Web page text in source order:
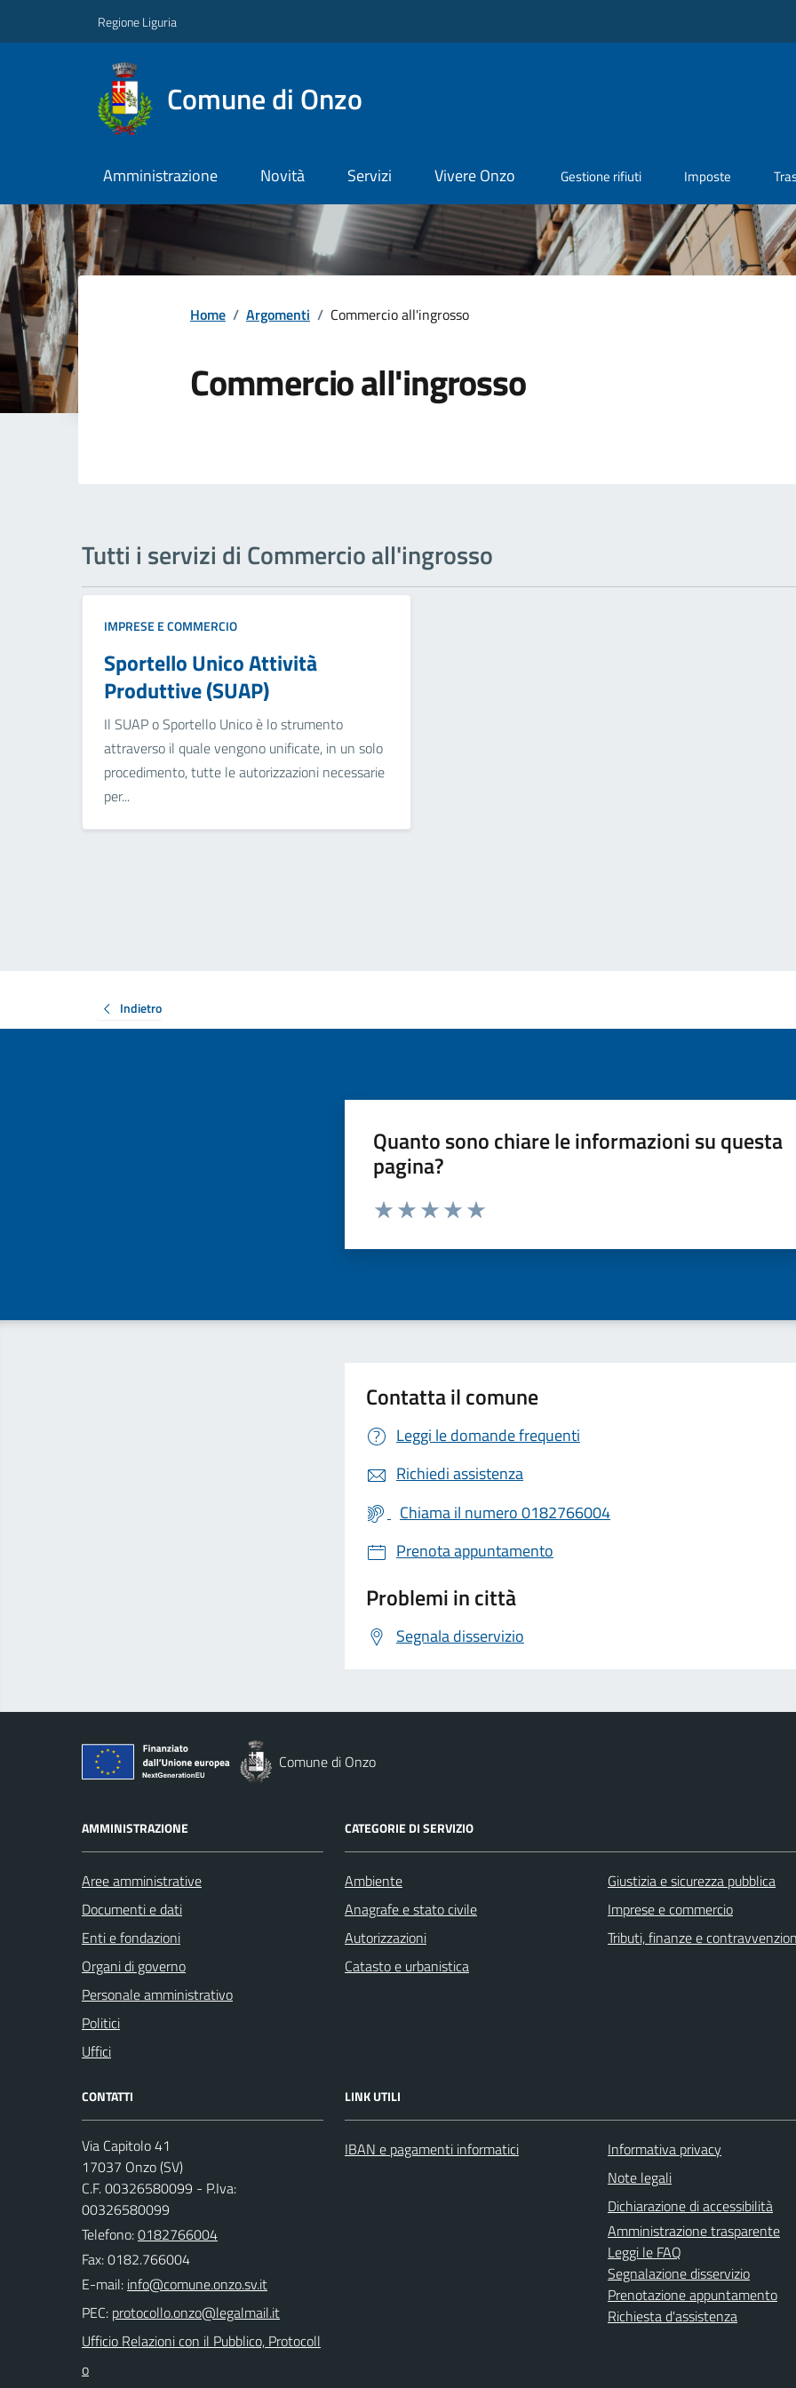
Regione Liguria
Comune di Onzo
Amministrazione Novità Servizi Vivere Onzo Gestione rifiuti Imposte
Home / Argomenti / Commercio all'ingrosso
Commercio all'ingrosso
Tutti i servizi di Commercio all'ingrosso
IMPRESE E COMMERCIO
Sportello Unico Attività
Produttive (SUAP)
Il SUAP o Sportello Unico è lo strumento
attraverso il quale vengono unificate, in un solo
procedimento, tutte le autorizzazioni necessarie
per...
Indietro
Quanto sono chiare le informazioni su questa
pagina?
Valuta da 1 a 5 stelle la pagina
Contatta il comune
Leggi le domande frequenti
Richiedi assistenza
Chiama il numero 0182766004
Prenota appuntamento
Problemi in città
Segnala disservizio
Comune di Onzo
AMMINISTRAZIONE
Aree amministrative
Documenti e dati
Enti e fondazioni
Organi di governo
Personale amministrativo
Politici
Uffici
CATEGORIE DI SERVIZIO
Ambiente
Anagrafe e stato civile
Autorizzazioni
Catasto e urbanistica
Giustizia e sicurezza pubblica
Imprese e commercio
Tributi, finanze e
CONTATTI
Via Capitolo 41
17037 Onzo (SV)
C.F. 00326580099 - P.Iva:
00326580099
Telefono:0182766004
Fax: 0182.766004
E-mail:
PEC:
Ufficio Relazioni con il Pubblico, Protocoll
o
LINK UTILI
IBAN e pagamenti informatici
Informativa privacy
Note legali
Dichiarazione di accessibilità
Amministrazione trasparente
Leggi le FAQ
Segnalazione disservizio
Prenotazione appuntamento
Richiesta d'assistenza